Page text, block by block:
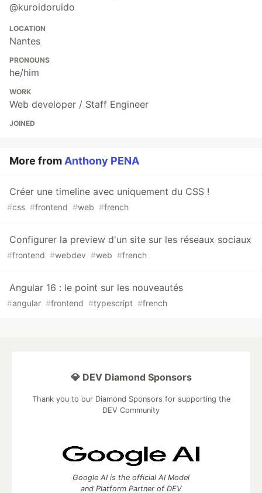
@kuroidoruido
LOCATION
Nantes
PRONOUNS
he/him
WORK
Web developer / Staff Engineer
JOINED
More from Anthony PENA
Créer une timeline avec uniquement du CSS !
#css #frontend #web #french
Configurer la preview d'un site sur les réseaux sociaux
#frontend #webdev #web #french
Angular 16 : le point sur les nouveautés
#angular #frontend #typescript #french
💎 DEV Diamond Sponsors
Thank you to our Diamond Sponsors for supporting the
DEV Community
Google AI is the official AI Model
and Platform Partner of DEV